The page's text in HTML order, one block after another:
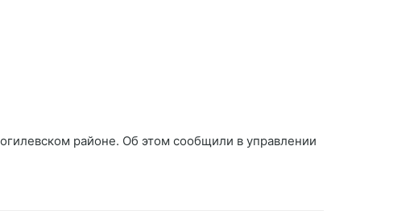
районе. Об этом сообщили в управлении